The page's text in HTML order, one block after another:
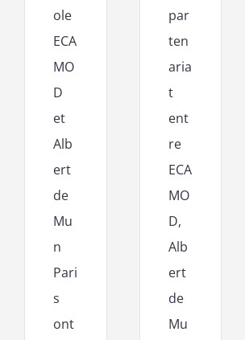
ole
ECA
MO
D
et
Alb
ert
de
Mu
n
Pari
s
ont
par
ten
aria
t
ent
re
ECA
MO
D,
Alb
ert
de
Mu